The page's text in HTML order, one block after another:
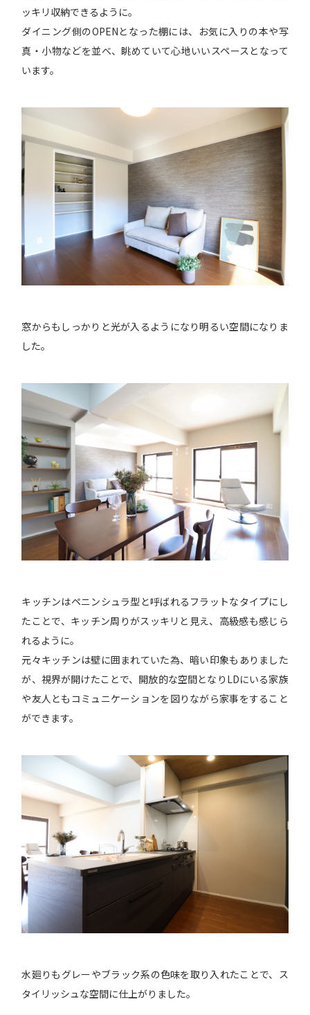
ッキリ収納できるように。
ダイニング側のOPENとなった棚には、お気に入りの本や写
真・小物などを並べ、眺めていて心地いいスペースとなって
います。
窓からもしっかりと光が入るようになり明るい空間になりま
した。
キッチンはペニンシュラ型と呼ばれるフラットなタイプにし
たことで、キッチン周りがスッキリと見え、高級感も感じら
れるように。
元々キッチンは壁に囲まれていた為、暗い印象もありました
が、視界が開けたことで、開放的な空間となりLDにいる家族
や友人ともコミュニケーションを図りながら家事をすること
ができます。
水廻りもグレーやブラック系の色味を取り入れたことで、ス
タイリッシュな空間に仕上がりました。